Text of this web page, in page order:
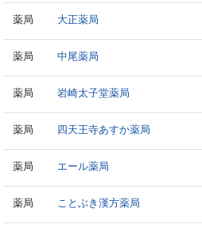
薬局 大正薬局
薬局 中尾薬局
薬局 岩崎太子堂薬局
薬局 四天王寺あすか薬局
薬局 エール薬局
薬局 ことぶき漢方薬局